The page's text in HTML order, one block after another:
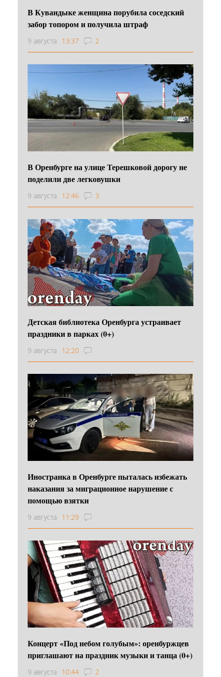
В Кувандыке женщина порубила соседский
забор топором и получила штраф
9 августа 13:37 2
В Оренбурге на улице Терешковой дорогу не
поделили две легковушки
9 августа 12:46 3
Детская библиотека Оренбурга устраивает
праздники в парках (0+)
9 августа 12:20
Иностранка в Оренбурге пыталась избежать
наказания за миграционное нарушение с
помощью взятки
9 августа 11:29
Концерт «Под небом голубым»: оренбуржцев
приглашают на праздник музыки и танца (0+)
9 августа 10:44 2